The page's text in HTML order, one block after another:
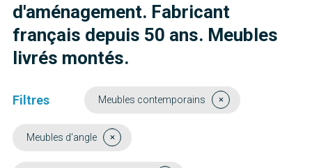
d'aménagement. Fabricant
français depuis 50 ans. Meubles
livrés montés.
Filtres Meubles contemporains
Meubles d'angle